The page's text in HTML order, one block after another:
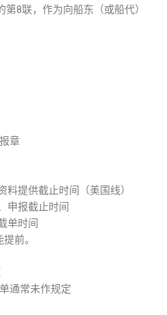
第8联，作为向船东（或船代）
章
料提供截止时间（美国线）
申报截止时间
单时间
前。
通常未作规定